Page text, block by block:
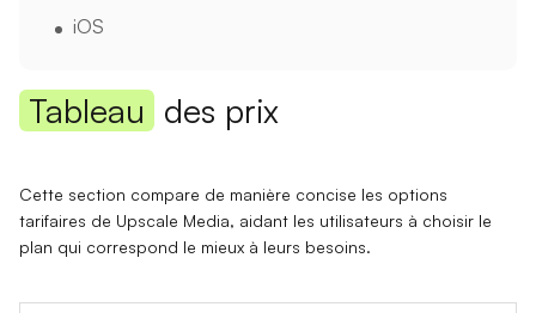
iOS
Tableau des prix
Cette section compare de manière concise les options
tarifaires de Upscale Media, aidant les utilisateurs à choisir le
plan qui correspond le mieux à leurs besoins.